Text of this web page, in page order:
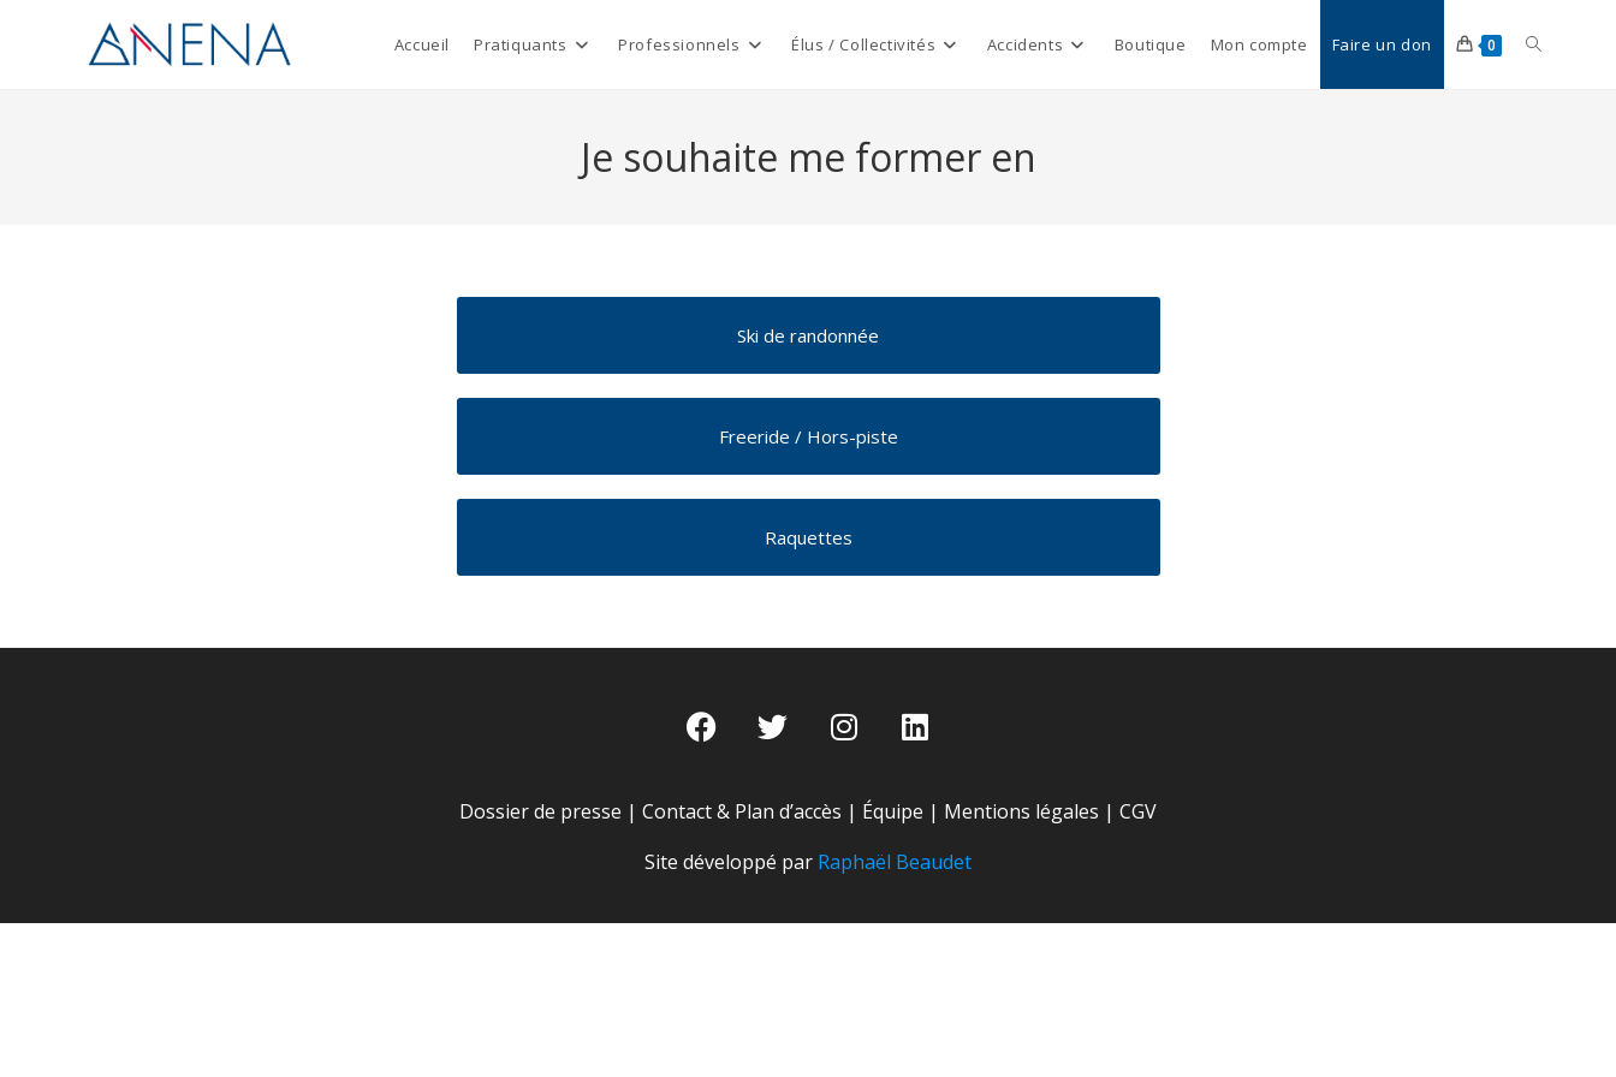
Accueil Pratiquants Professionnels Élus / Collectivités Accidents Boutique Mon compte Faire un don 0
Je souhaite me former en
Ski de randonnée
Freeride / Hors-piste
Raquettes
Dossier de presse | Contact & Plan d’accès | Équipe | Mentions légales | CGV
Site développé par Raphaël Beaudet